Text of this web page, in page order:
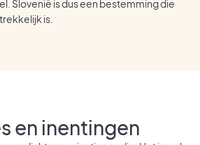
Slovenië is dus een bestemming die
is.
en inentingen